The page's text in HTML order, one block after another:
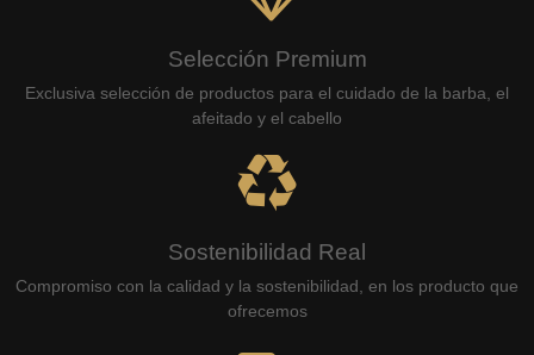
Selección Premium
Exclusiva selección de productos para el cuidado de la barba, el
afeitado y el cabello
Sostenibilidad Real
Compromiso con la calidad y la sostenibilidad, en los producto que
ofrecemos